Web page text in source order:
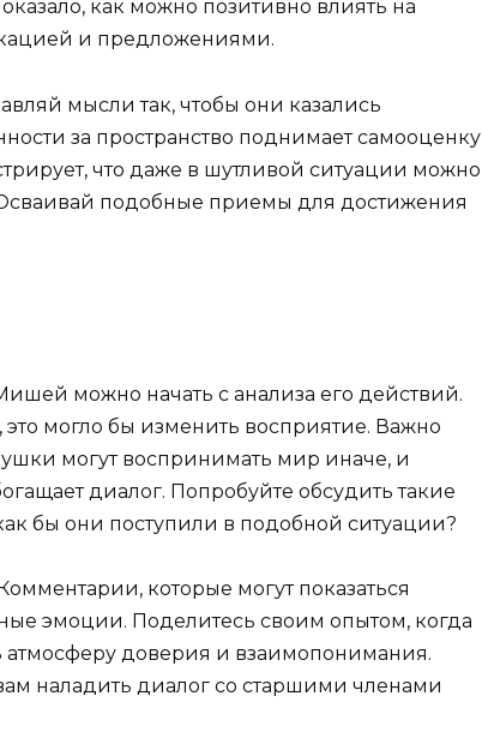
как можно позитивно влиять на
и предложениями.
мысли так, чтобы они казались
за пространство поднимает самооценку
что даже в шутливой ситуации можно
подобные приемы для достижения
можно начать с анализа его действий.
могло бы изменить восприятие. Важно
могут воспринимать мир иначе, и
диалог. Попробуйте обсудить такие
бы они поступили в подобной ситуации?
которые могут показаться
эмоции. Поделитесь своим опытом, когда
атмосферу доверия и взаимопонимания.
наладить диалог со старшими членами